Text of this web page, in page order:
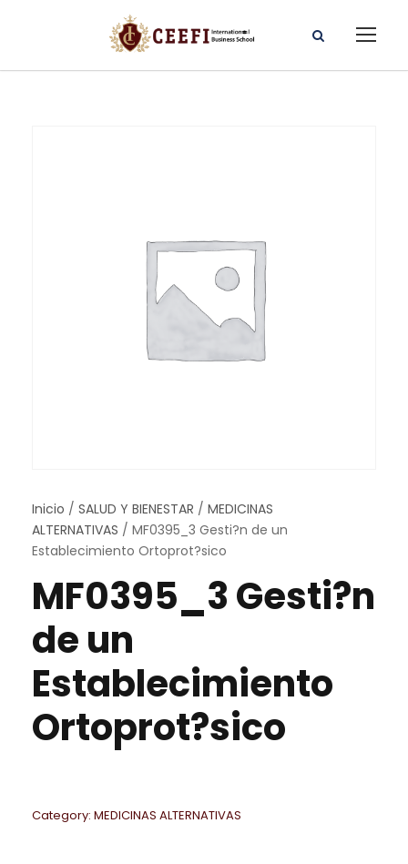
Inicio / SALUD Y BIENESTAR / MEDICINAS
ALTERNATIVAS / MF0395_3 Gesti?n de un
Establecimiento Ortoprot?sico
MF0395_3 Gesti?n
de un
Establecimiento
Ortoprot?sico
Category: MEDICINAS ALTERNATIVAS